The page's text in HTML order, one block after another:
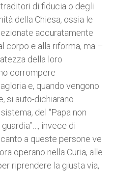
di fiducia o degli
della Chiesa, ossia le
accuratamente
corpo e alla riforma, ma –
della loro
corrompere
e, quando vengono
si auto-dichiarano
del “Papa non
invece di
a queste persone ve
operano nella Curia, alle
riprendere la giusta via,